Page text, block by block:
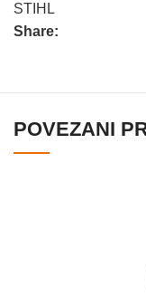
STIHL
Share:
POVEZANI